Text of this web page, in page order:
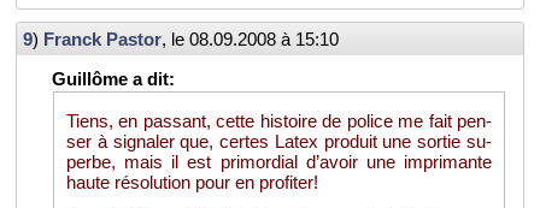
9) Franck Pas­tor, le 08.09.2008 à 15:10
Tiens, en pas­sant, cette his­toire de po­lice me fait pen­
ser à si­gna­ler que, certes Latex pro­duit une sor­tie su­
perbe, mais il est pri­mor­dial d’avoir une im­pri­mante
haute ré­so­lu­tion pour en pro­fi­ter!